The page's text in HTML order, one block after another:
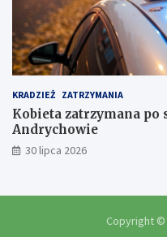
KRADZIEŻ ZATRZYMANIA
Kobieta zatrzymana
Andrychowie
30 lipca 2026
Copyright ©